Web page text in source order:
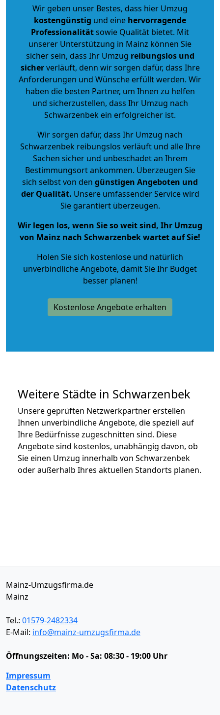
Wir geben unser Bestes, dass hier Umzug
kostengünstig und eine hervorragende
Professionalitätsowie Qualität bietet. Mit
unserer Unterstützung in Mainz können Sie
sicher sein, dass Ihr Umzug reibungslos und
sicherverläuft, denn wir sorgen dafür, dass Ihre
Anforderungen und Wünsche erfüllt werden. Wir
haben die besten Partner, um Ihnen zu helfen
und sicherzustellen, dass Ihr Umzug nach
Schwarzenbek ein erfolgreicher ist.
Wir sorgen dafür, dass Ihr Umzug nach
Schwarzenbek reibungslos verläuft und alle Ihre
Sachen sicher und unbeschadet an Ihrem
Bestimmungsort ankommen. Überzeugen Sie
sich selbst von den günstigen Angeboten und
der Qualität. Unsere umfassender Service wird
Sie garantiert überzeugen.
Wir legen los, wenn Sie so weit sind, Ihr Umzug
von Mainz nach Schwarzenbek wartet auf Sie!
Holen Sie sich kostenlose und natürlich
unverbindliche Angebote, damit Sie Ihr Budget
besser planen!
Kostenlose Angebote erhalten
Weitere Städte in Schwarzenbek
Unsere geprüften Netzwerkpartner erstellen
Ihnen unverbindliche Angebote, die speziell auf
Ihre Bedürfnisse zugeschnitten sind. Diese
Angebote sind kostenlos, unabhängig davon, ob
Sie einen Umzug innerhalb von Schwarzenbek
oder außerhalb Ihres aktuellen Standorts planen.
Mainz-Umzugsfirma.de
Mainz
Tel.: 01579-2482334
E-Mail: info@mainz-umzugsfirma.de
Öffnungszeiten: Mo - Sa: 08:30 - 19:00 Uhr
Impressum
Datenschutz